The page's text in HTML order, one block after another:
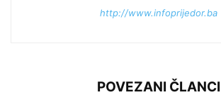
http://www.infoprijedor.ba
POVEZANI ČLANCI